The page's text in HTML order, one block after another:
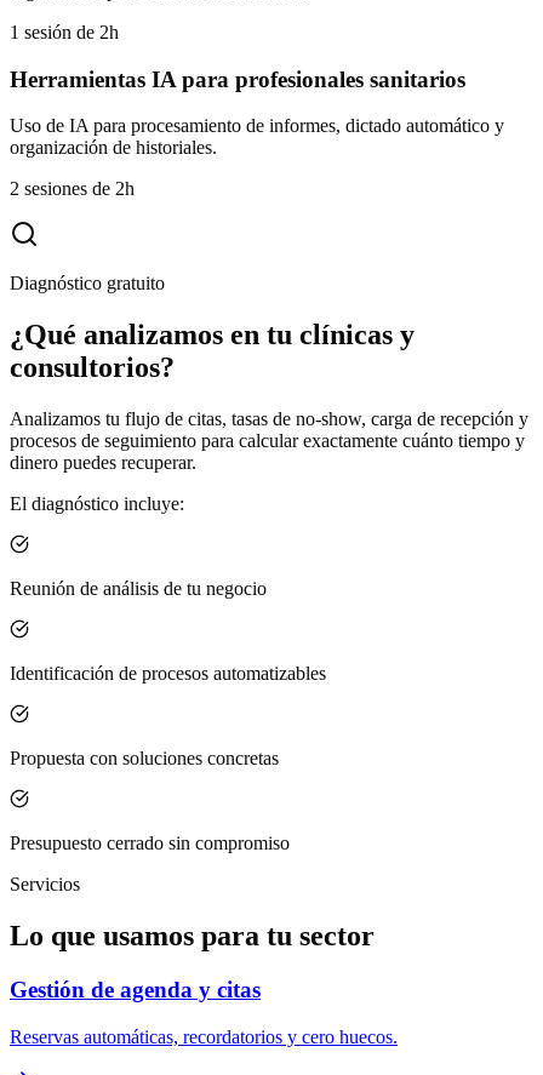
1 sesión de 2h
Herramientas IA para profesionales sanitarios
Uso de IA para procesamiento de informes, dictado automático y
organización de historiales.
2 sesiones de 2h
Diagnóstico gratuito
¿Qué analizamos en tu clínicas y
consultorios?
Analizamos tu flujo de citas, tasas de no-show, carga de recepción y
procesos de seguimiento para calcular exactamente cuánto tiempo y
dinero puedes recuperar.
El diagnóstico incluye:
Reunión de análisis de tu negocio
Identificación de procesos automatizables
Propuesta con soluciones concretas
Presupuesto cerrado sin compromiso
Servicios
Lo que usamos para tu sector
Gestión de agenda y citas
Reservas automáticas, recordatorios y cero huecos.